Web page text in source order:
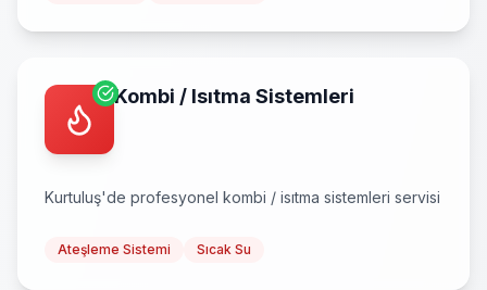
Kombi / Isıtma Sistemleri
Kurtuluş'de profesyonel kombi / isıtma sistemleri servisi
Ateşleme Sistemi Sıcak Su